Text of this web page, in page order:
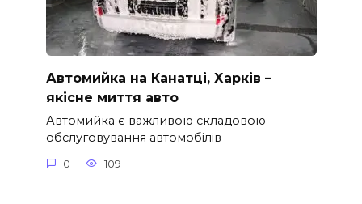
Автомийка на Канатці, Харків –
якісне миття авто
Автомийка є важливою складовою
обслуговування автомобілів
0 109